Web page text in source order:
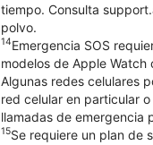
tiempo. Consulta
polvo.
14Emergencia SOS
modelos de Apple
Algunas redes celulares
red celular en particular
llamadas de emergencia
15Se requiere un plan de